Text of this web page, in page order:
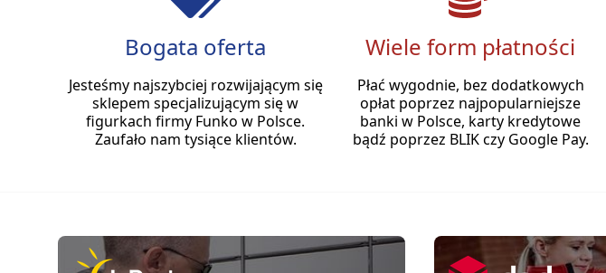
Bogata oferta
Jesteśmy najszybciej rozwijającym się
sklepem specjalizującym się w
figurkach firmy Funko w Polsce.
Zaufało nam tysiące klientów.
Wiele form płatności
Płać wygodnie, bez dodatkowych
opłat poprzez najpopularniejsze
banki w Polsce, karty kredytowe
bądź poprzez BLIK czy Google Pay.